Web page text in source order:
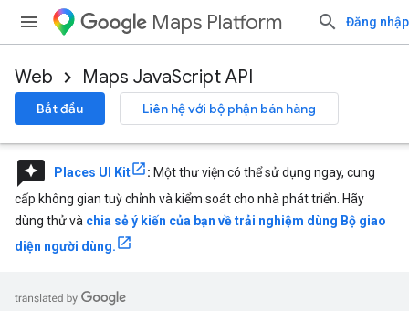
Maps Platform Đăng nhập
Web Maps JavaScript API
Bắt đầu Liên hệ với bộ phận bán hàng
reviews Places UI Kit : Một thư viện có thể sử dụng ngay, cung
cấp không gian tuỳ chỉnh và kiểm soát cho nhà phát triển. Hãy
dùng thử và chia sẻ ý kiến của bạn về trải nghiệm dùng Bộ giao
diện người dùng.